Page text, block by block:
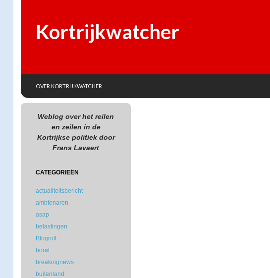
Kortrijkwatcher
OVER KORTRIJKWATCHER
Weblog over het reilen
en zeilen in de
Kortrijkse politiek door
Frans Lavaert
CATEGORIEËN
actualiteitsbericht
ambtenaren
asap
belastingen
Blogroll
borat
breakingnews
buitenland